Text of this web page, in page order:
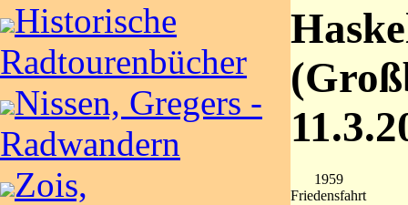
Historische
Radtourenbücher
Nissen, Gregers -
Radwandern
Zois,
1959
Friedensfahrt